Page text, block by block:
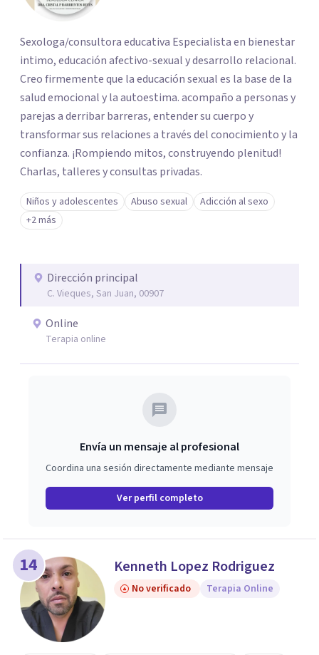
Sexologa/consultora educativa Especialista en bienestar
intimo, educación afectivo-sexual y desarrollo relacional.
Creo firmemente que la educación sexual es la base de la
salud emocional y la autoestima. acompaño a personas y
parejas a derribar barreras, entender su cuerpo y
transformar sus relaciones a través del conocimiento y la
confianza. ¡Rompiendo mitos, construyendo plenitud!
Charlas, talleres y consultas privadas.
Niños y adolescentes Abuso sexual
Adicción al sexo
+2 más
Dirección principal
C. Vieques, San Juan, 00907
Online
Terapia online
Envía un mensaje al profesional
Coordina una sesión directamente mediante mensaje
Ver perfil completo
14 Kenneth Lopez Rodriguez
No verificado Terapia Online